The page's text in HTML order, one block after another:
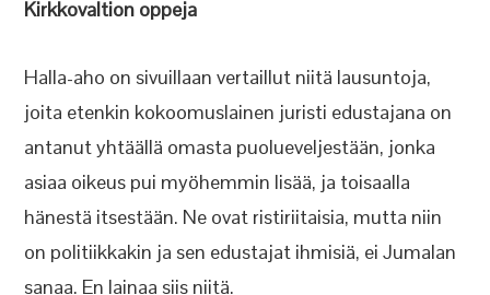
Kirkkovaltion oppeja
Halla-aho on sivuillaan vertaillut niitä lausuntoja,
joita etenkin kokoomuslainen juristi edustajana on
antanut yhtäällä omasta puolueveljestään, jonka
asiaa oikeus pui myöhemmin lisää, ja toisaalla
hänestä itsestään. Ne ovat ristiriitaisia, mutta niin
on politiikkakin ja sen edustajat ihmisiä, ei Jumalan
sanaa. En lainaa siis niitä.